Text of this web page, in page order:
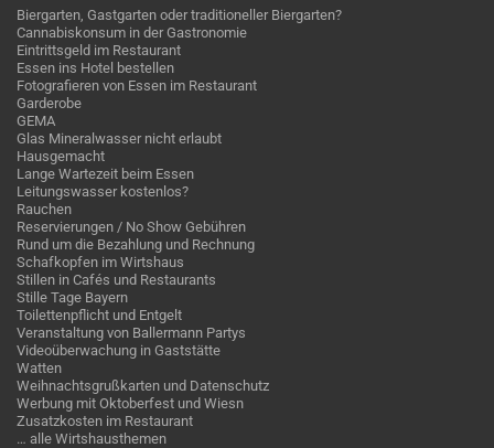
Biergarten, Gastgarten oder traditioneller Biergarten?
Cannabiskonsum in der Gastronomie
Eintrittsgeld im Restaurant
Essen ins Hotel bestellen
Fotografieren von Essen im Restaurant
Garderobe
GEMA
Glas Mineralwasser nicht erlaubt
Hausgemacht
Lange Wartezeit beim Essen
Leitungswasser kostenlos?
Rauchen
Reservierungen / No Show Gebühren
Rund um die Bezahlung und Rechnung
Schafkopfen im Wirtshaus
Stillen in Cafés und Restaurants
Stille Tage Bayern
Toilettenpflicht und Entgelt
Veranstaltung von Ballermann Partys
Videoüberwachung in Gaststätte
Watten
Weihnachtsgrußkarten und Datenschutz
Werbung mit Oktoberfest und Wiesn
Zusatzkosten im Restaurant
… alle Wirtshausthemen